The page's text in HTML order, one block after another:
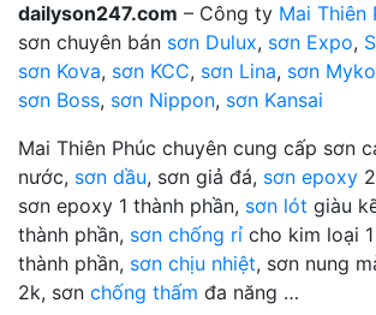
dailyson247.com – Công ty Mai Thiên
sơn chuyên bán sơn Dulux, sơn Expo,
sơn Kova, sơn KCC, sơn Lina, sơn
sơn Boss, sơn Nippon, sơn Kansai
Mai Thiên Phúc chuyên cung cấp sơn
nước, sơn dầu, sơn giả đá, sơn epoxy
sơn epoxy 1 thành phần, sơn lót giàu
thành phần, sơn chống rỉ cho kim loại
thành phần, sơn chịu nhiệt, sơn nung
2k, sơn chống thấm đa năng …